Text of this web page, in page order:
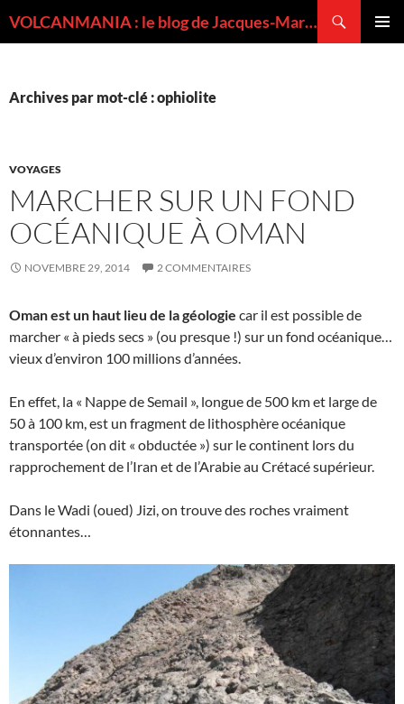
VOLCANMANIA : le blog de Jacques-Marie BARDINTZEFF, volcanologue
Archives par mot-clé : ophiolite
VOYAGES
MARCHER SUR UN FOND
OCÉANIQUE À OMAN
NOVEMBRE 29, 2014 2 COMMENTAIRES
Oman est un haut lieu de la géologie car il est possible de
marcher « à pieds secs » (ou presque !) sur un fond océanique…
vieux d’environ 100 millions d’années.
En effet, la « Nappe de Semail », longue de 500 km et large de
50 à 100 km, est un fragment de lithosphère océanique
transportée (on dit « obductée ») sur le continent lors du
rapprochement de l’Iran et de l’Arabie au Crétacé supérieur.
Dans le Wadi (oued) Jizi, on trouve des roches vraiment
étonnantes…